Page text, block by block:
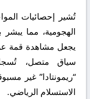
تُشير إحصائيات
الهجومية، مما يبشر
يجعل مشاهدة قمة
سياق متصل، تُسجل
“ريمونتادا” غير
الاستسلام الرياضي.